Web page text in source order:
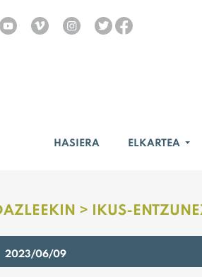
HASIERA ELKARTEA
> IKUS-
2023/06/09